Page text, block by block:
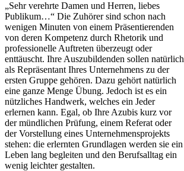
„Sehr verehrte Damen und Herren, liebes
Publikum…“ Die Zuhörer sind schon nach
wenigen Minuten von einem Präsentierenden
von deren Kompetenz durch Rhetorik und
professionelle Auftreten überzeugt oder
enttäuscht. Ihre Auszubildenden sollen natürlich
als Repräsentant Ihres Unternehmens zu der
ersten Gruppe gehören. Dazu gehört natürlich
eine ganze Menge Übung. Jedoch ist es ein
nützliches Handwerk, welches ein Jeder
erlernen kann. Egal, ob Ihre Azubis kurz vor
der mündlichen Prüfung, einem Referat oder
der Vorstellung eines Unternehmensprojekts
stehen: die erlernten Grundlagen werden sie ein
Leben lang begleiten und den Berufsalltag ein
wenig leichter gestalten.